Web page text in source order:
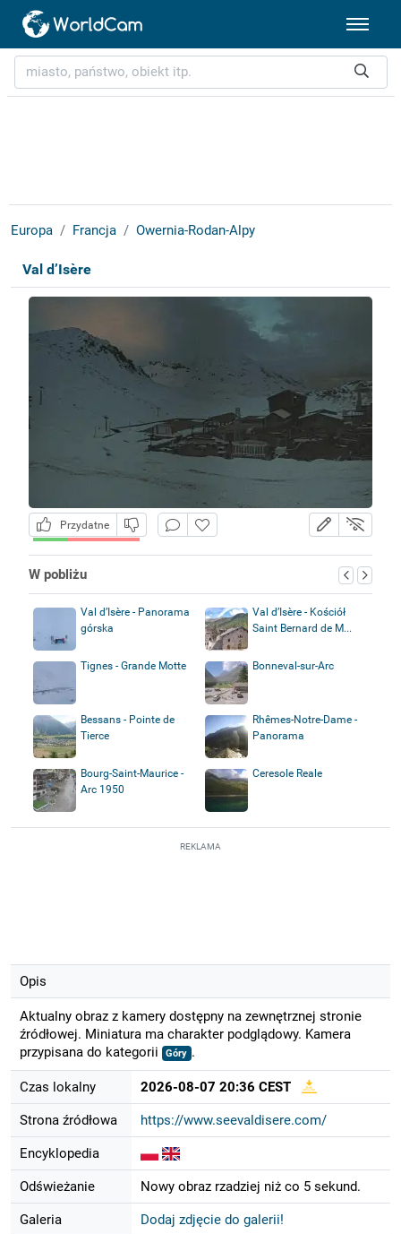
Europa Francja Owernia-Rodan-Alpy
Val d’Isère
Przydatne
W pobliżu
Val d’Isère - Panorama
górska
Val d’Isère - Kościół
Saint Bernard de M...
Tignes - Grande Motte Bonneval-sur-Arc
Bessans - Pointe de
Tierce
Rhêmes-Notre-Dame -
Panorama
Bourg-Saint-Maurice -
Arc 1950
Ceresole Reale
REKLAMA
Opis
Aktualny obraz z kamery dostępny na zewnętrznej stronie
źródłowej. Miniatura ma charakter podglądowy. Kamera
przypisana do kategorii
Góry .
Czas lokalny 2026-08-07 20:36 CEST
Strona źródłowa https://www.seevaldisere.com/
Encyklopedia
Odświeżanie Nowy obraz rzadziej niż co 5 sekund.
Galeria Dodaj zdjęcie do galerii!